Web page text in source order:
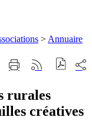
> Annuaire
ImprimerGénérer
RSS
sur
rurales
créatives